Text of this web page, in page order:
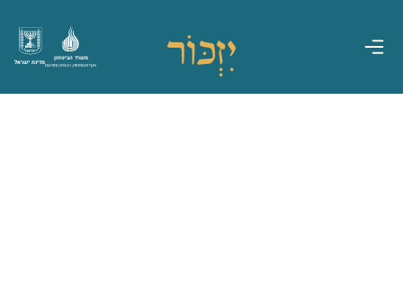
מדינת ישראל
משרד הביטחון
אגף משפחות, הנצחה ומורשת